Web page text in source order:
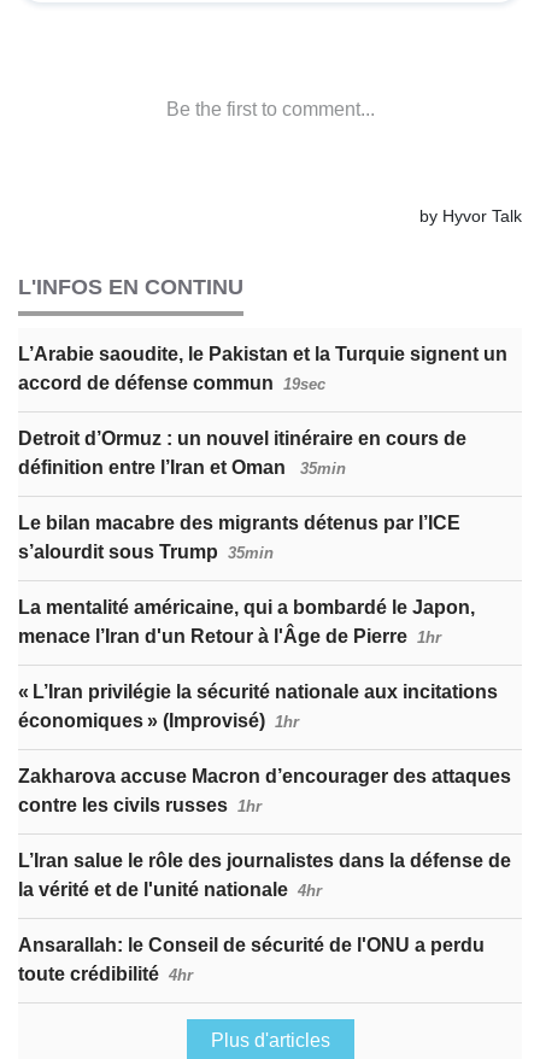
L'INFOS EN CONTINU
L’Arabie saoudite, le Pakistan et la Turquie signent un
accord de défense commun 19sec
Detroit d’Ormuz : un nouvel itinéraire en cours de
définition entre l’Iran et Oman
35min
Le bilan macabre des migrants détenus par l’ICE
s’alourdit sous Trump 35min
La mentalité américaine, qui a bombardé le Japon,
menace l’Iran d'un Retour à l'Âge de Pierre 1hr
« L’Iran privilégie la sécurité nationale aux incitations
économiques » (Improvisé) 1hr
Zakharova accuse Macron d’encourager des attaques
contre les civils russes 1hr
L’Iran salue le rôle des journalistes dans la défense de
la vérité et de l'unité nationale 4hr
Ansarallah: le Conseil de sécurité de l'ONU a perdu
toute crédibilité 4hr
Plus d'articles